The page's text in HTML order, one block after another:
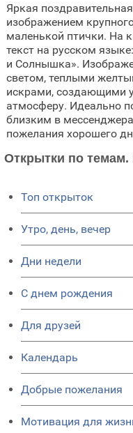
Яркая
изображением
маленькой птички. На
текст на русском
и Солнышка».
светом, теплыми
искрами, создающими
атмосферу. Идеально
близким в
пожелания хорошего
Открытки по
Топ открыток
Утро, день, вечер
Дни недели
C днем рождения
Для друзей
Календарь
Добрые пожелания
Мотивация для